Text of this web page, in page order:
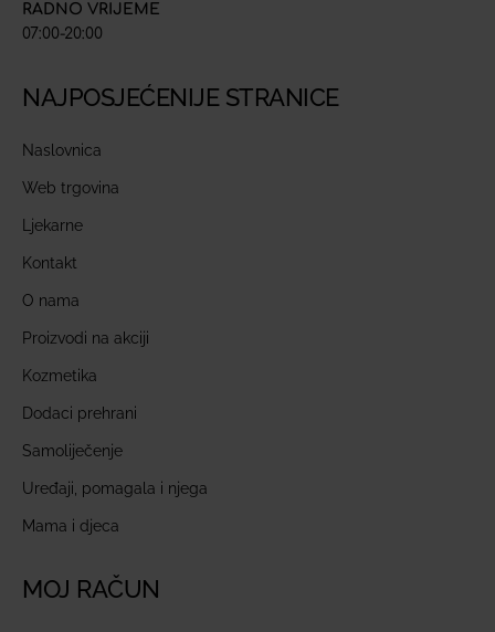
RADNO VRIJEME
07:00-20:00
NAJPOSJEĆENIJE STRANICE
Naslovnica
Web trgovina
Ljekarne
Kontakt
O nama
Proizvodi na akciji
Kozmetika
Dodaci prehrani
Samoliječenje
Uređaji, pomagala i njega
Mama i djeca
MOJ RAČUN